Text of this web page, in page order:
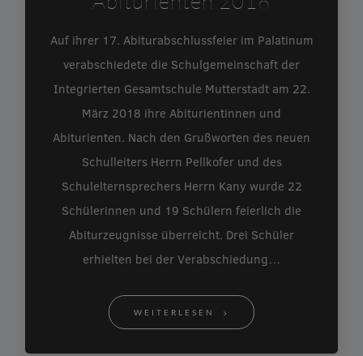
Auf ihrer 17. Abiturabschlussfeier im Palatinum
verabschiedete die Schulgemeinschaft der
Integrierten Gesamtschule Mutterstadt am 22.
März 2018 ihre Abiturientinnen und
Abiturienten. Nach den Grußworten des neuen
Schulleiters Herrn Pellkofer und des
Schulelternsprechers Herrn Kany wurde 22
Schülerinnen und 19 Schülern feierlich die
Abiturzeugnisse überreicht. Drei Schüler
erhielten bei der Verabschiedung…
WEITERLESEN